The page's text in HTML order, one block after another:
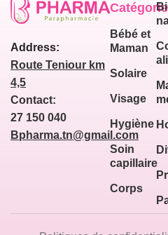
Address:
Route Teniour km
4,5
Contact:
27 150 040
Bpharma.tn@gmail.com
Bébé et
Maman
Solaire
Visage
Hygiène
Soin
capillaire
Corps